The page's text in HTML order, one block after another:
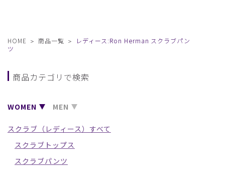
HOME 商品一覧
レディース:Ron Herman スクラブパン
ツ
商品カテゴリで検索
WOMEN MEN
スクラブ（レディース）すべて
スクラブトップス
スクラブパンツ